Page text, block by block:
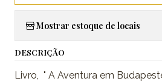
Mostrar estoque de locais
DESCRIÇÃO
Livro, " A Aventura em